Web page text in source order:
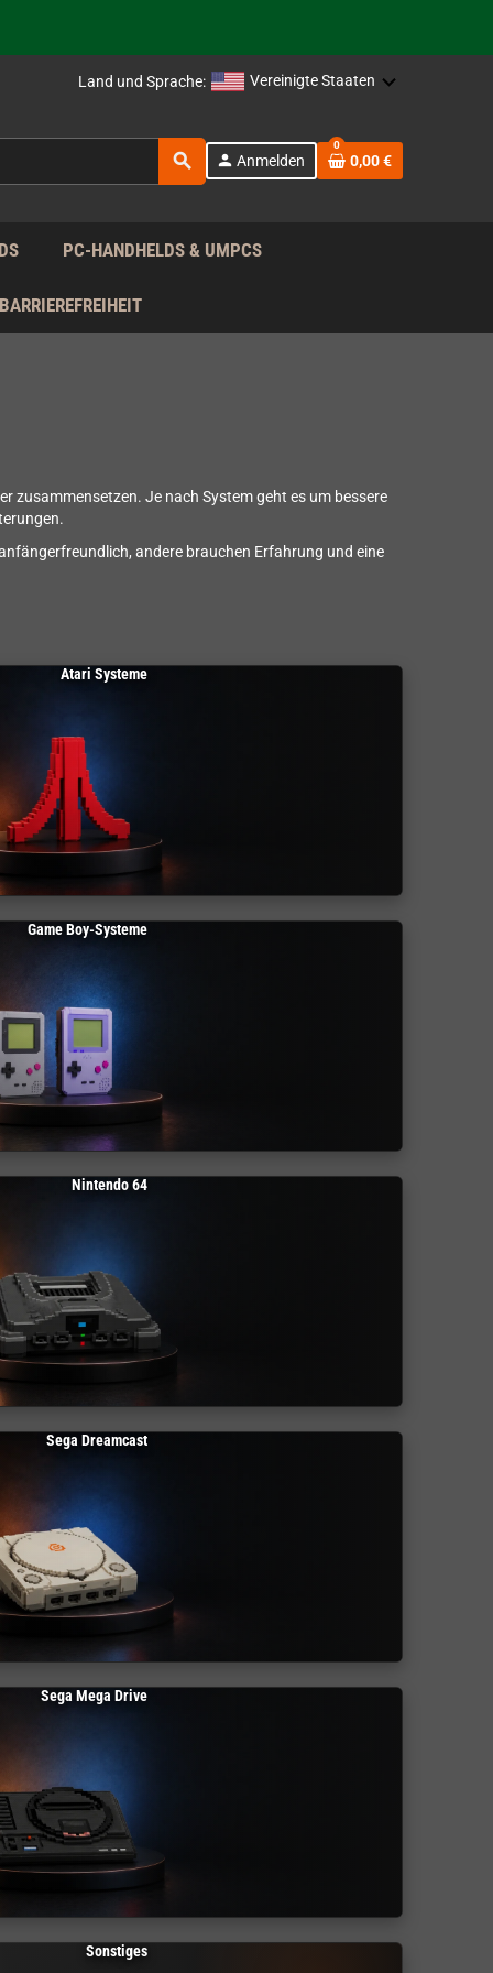
nach!
Land und Sprache: Vereinigte Staaten
search person Anmelden
0
0,00 €
PC-HANDHELDS & UMPCS
BARRIEREFREIHEIT
zusammensetzen. Je nach System geht es um bessere
andere brauchen Erfahrung und eine
Atari Systeme
Game Boy-Systeme
Nintendo 64
Sega Dreamcast
Sega Mega Drive
Sonstiges